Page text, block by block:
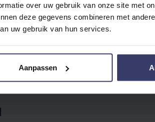
over uw gebruik van onze site met
deze gegevens combineren met
uw gebruik van hun services.
Aanpassen
No reviews